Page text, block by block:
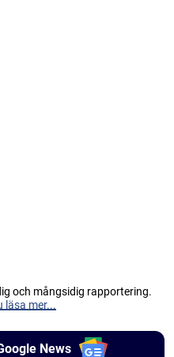
och mångsidig rapportering.
läsa mer...
News